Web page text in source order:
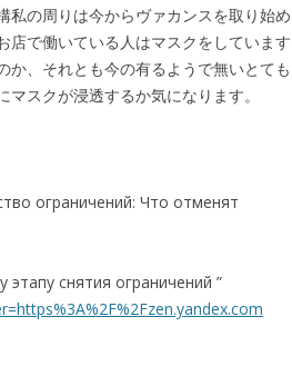
私の周りは今からヴァカンスを取り始め
店で働いている人はマスクをしています
、それとも今の有るようで無いとても
スクが浸透するか気になります。
ограничений: Что отменят
снятия ограничений ”